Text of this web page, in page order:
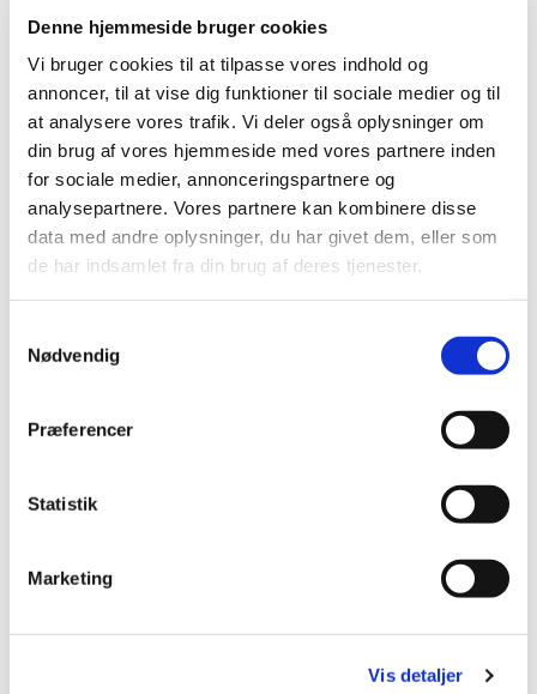
Denne hjemmeside bruger cookies
Vi bruger cookies til at tilpasse vores indhold og
annoncer, til at vise dig funktioner til sociale medier og til
at analysere vores trafik. Vi deler også oplysninger om
din brug af vores hjemmeside med vores partnere inden
for sociale medier, annonceringspartnere og
analysepartnere. Vores partnere kan kombinere disse
data med andre oplysninger, du har givet dem, eller som
de har indsamlet fra din brug af deres tjenester.
Nødvendig
Præferencer
Statistik
Marketing
Vis detaljer
Solvang Kirke, Remisevej 10, 2300
København S
Du vil måske også kunne